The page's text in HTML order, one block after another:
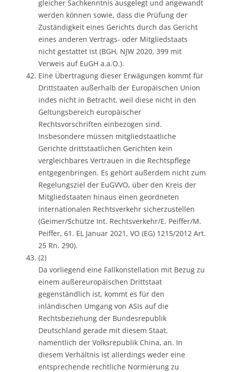
gleicher Sachkenntnis ausgelegt und angewandt
werden können sowie, dass die Prüfung der
Zuständigkeit eines Gerichts durch das Gericht
eines anderen Vertrags- oder Mitgliedstaats
nicht gestattet ist (BGH, NJW 2020, 399 mit
Verweis auf EuGH a.a.O.).
Eine Übertragung dieser Erwägungen kommt für
Drittstaaten außerhalb der Europäischen Union
indes nicht in Betracht, weil diese nicht in den
Geltungsbereich europäischer
Rechtsvorschriften einbezogen sind.
Insbesondere müssen mitgliedstaatliche
Gerichte drittstaatlichen Gerichten kein
vergleichbares Vertrauen in die Rechtspflege
entgegenbringen. Es gehört außerdem nicht zum
Regelungsziel der EuGVVO, über den Kreis der
Mitgliedstaaten hinaus einen geordneten
internationalen Rechtsverkehr sicherzustellen
(Geimer/Schütze Int. Rechtsverkehr/E. Peiffer/M.
Peiffer, 61. EL Januar 2021, VO (EG) 1215/2012 Art.
25 Rn. 290).
(2)
Da vorliegend eine Fallkonstellation mit Bezug zu
einem außereuropäischen Drittstaat
gegenständlich ist, kommt es für den
inländischen Umgang von ASIs auf die
Rechtsbeziehung der Bundesrepublik
Deutschland gerade mit diesem Staat,
namentlich der Volksrepublik China, an. In
diesem Verhältnis ist allerdings weder eine
entsprechende rechtliche Normierung zu